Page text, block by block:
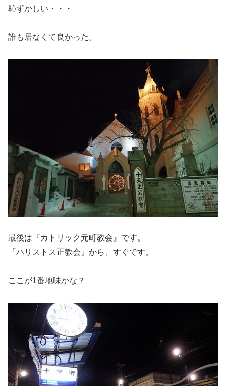
恥ずかしい・・・
誰も居なくて良かった。
最後は『カトリック元町教会』です。
『ハリストス正教会』から、すぐです。
ここが1番地味かな？